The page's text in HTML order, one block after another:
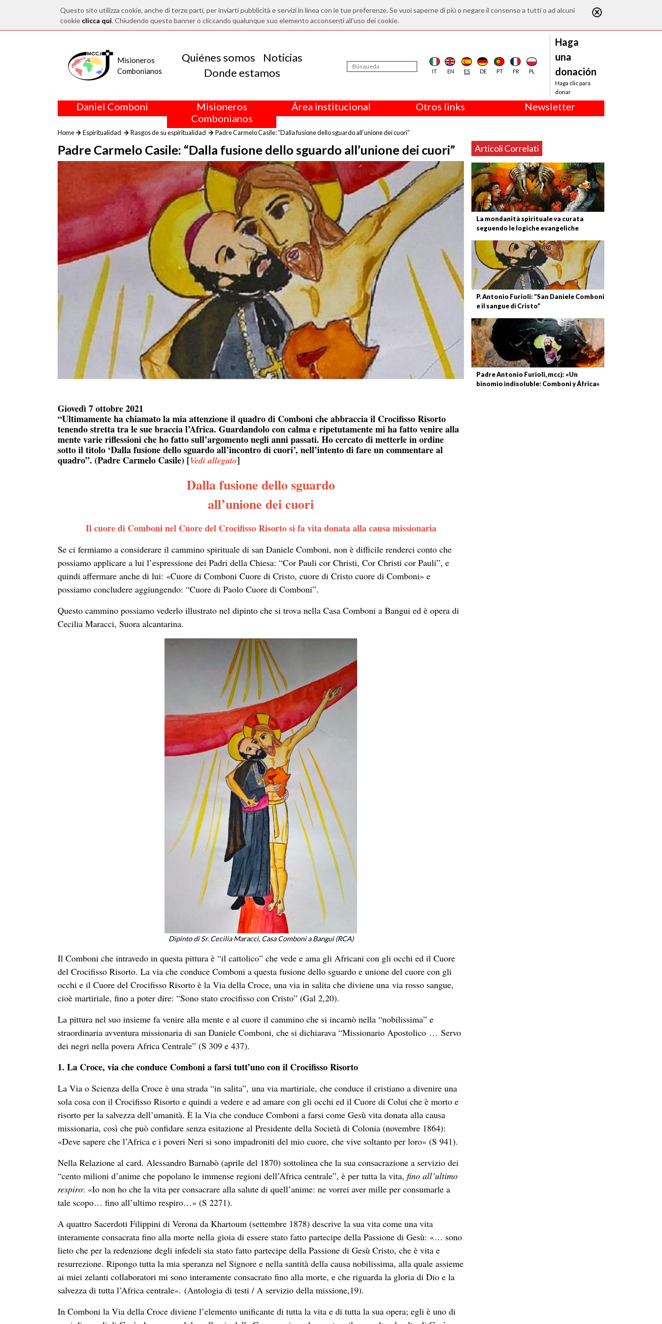
Questo sito utilizza cookie, anche di terze parti, per inviarti pubblicità e servizi in linea con le tue preferenze. Se vuoi saperne di più o negare il consenso a tutti o ad alcuni
cookie clicca qui. Chiudendo questo banner o cliccando qualunque suo elemento acconsenti all'uso dei cookie.
Misioneros
Combonianos
Quiénes somos
Noticias
Donde estamos
IT EN ES DE PT FR PL
Haga
una
donación
Haga clic para
donar
Daniel Comboni
Misioneros
Combonianos
Área institucional Otros links Newsletter
Home Espiritualidad Rasgos de su espiritualidad Padre Carmelo Casile: “Dalla fusione dello sguardo all’unione dei cuori”
Padre Carmelo Casile: “Dalla fusione dello sguardo all’unione dei cuori” Articoli Correlati
La mondanità spirituale va curata
seguendo le logiche evangeliche
P. Antonio Furioli: “San Daniele Comboni
e il sangue di Cristo”
Padre Antonio Furioli, mccj: «Un
binomio indisoluble: Comboni y África»
Giovedì 7 ottobre 2021
“Ultimamente ha chiamato la mia attenzione il quadro di Comboni che abbraccia il Crocifisso Risorto
tenendo stretta tra le sue braccia l’Africa. Guardandolo con calma e ripetutamente mi ha fatto venire alla
mente varie riflessioni che ho fatto sull’argomento negli anni passati. Ho cercato di metterle in ordine
sotto il titolo ‘Dalla fusione dello sguardo all’incontro di cuori’, nell’intento di fare un commentare al
quadro”. (Padre Carmelo Casile) [Vedi allegato]
Dalla fusione dello sguardo
all’unione dei cuori
Il cuore di Comboni nel Cuore del Crocifisso Risorto si fa vita donata alla causa missionaria
Se ci fermiamo a considerare il cammino spirituale di san Daniele Comboni, non è difficile renderci conto che
possiamo applicare a lui l’espressione dei Padri della Chiesa: “Cor Pauli cor Christi, Cor Christi cor Pauli”, e
quindi affermare anche di lui: «Cuore di Comboni Cuore di Cristo, cuore di Cristo cuore di Comboni» e
possiamo concludere aggiungendo: “Cuore di Paolo Cuore di Comboni”.
Questo cammino possiamo vederlo illustrato nel dipinto che si trova nella Casa Comboni a Bangui ed è opera di
Cecilia Maracci, Suora alcantarina.
Dipinto di Sr. Cecilia Maracci, Casa Comboni a Bangui (RCA)
Il Comboni che intravedo in questa pittura è “il cattolico” che vede e ama gli Africani con gli occhi ed il Cuore
del Crocifisso Risorto. La via che conduce Comboni a questa fusione dello sguardo e unione del cuore con gli
occhi e il Cuore del Crocifisso Risorto è la Via della Croce, una via in salita che diviene una via rosso sangue,
cioè martiriale, fino a poter dire: “Sono stato crocifisso con Cristo” (Gal 2,20).
La pittura nel suo insieme fa venire alla mente e al cuore il cammino che si incarnò nella “nobilissima” e
straordinaria avventura missionaria di san Daniele Comboni, che si dichiarava “Missionario Apostolico … Servo
dei negri nella povera Africa Centrale” (S 309 e 437).
1. La Croce, via che conduce Comboni a farsi tutt’uno con il Crocifisso Risorto
La Via o Scienza della Croce è una strada “in salita”, una via martiriale, che conduce il cristiano a divenire una
sola cosa con il Crocifisso Risorto e quindi a vedere e ad amare con gli occhi ed il Cuore di Colui che è morto e
risorto per la salvezza dell’umanità. È la Via che conduce Comboni a farsi come Gesù vita donata alla causa
missionaria, così che può confidare senza esitazione al Presidente della Società di Colonia (novembre 1864):
«Deve sapere che l’Africa e i poveri Neri si sono impadroniti del mio cuore, che vive soltanto per loro» (S 941).
Nella Relazione al card. Alessandro Barnabò (aprile del 1870) sottolinea che la sua consacrazione a servizio dei
“cento milioni d’anime che popolano le immense regioni dell’Africa centrale”, è per tutta la vita, fino all’ultimo
respiro: «Io non ho che la vita per consacrare alla salute di quell’anime: ne vorrei aver mille per consumarle a
tale scopo… fino all’ultimo respiro…» (S 2271).
A quattro Sacerdoti Filippini di Verona da Khartoum (settembre 1878) descrive la sua vita come una vita
interamente consacrata fino alla morte nella gioia di essere stato fatto partecipe della Passione di Gesù: «… sono
lieto che per la redenzione degli infedeli sia stato fatto partecipe della Passione di Gesù Cristo, che è vita e
resurrezione. Ripongo tutta la mia speranza nel Signore e nella santità della causa nobilissima, alla quale assieme
ai miei zelanti collaboratori mi sono interamente consacrato fino alla morte, e che riguarda la gloria di Dio e la
salvezza di tutta l’Africa centrale». (Antologia di testi / A servizio della missione,19).
In Comboni la Via della Croce diviene l’elemento unificante di tutta la vita e di tutta la sua opera; egli è uno di